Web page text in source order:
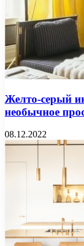
Желто-серый
необычное
08.12.2022